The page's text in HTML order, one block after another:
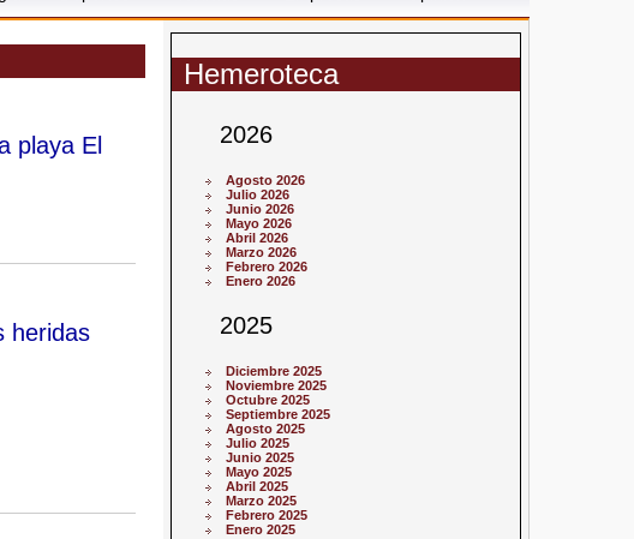
playa El
heridas
Hemeroteca
2026
Agosto 2026
Julio 2026
Junio 2026
Mayo 2026
Abril 2026
Marzo 2026
Febrero 2026
Enero 2026
2025
Diciembre 2025
Noviembre 2025
Octubre 2025
Septiembre 2025
Agosto 2025
Julio 2025
Junio 2025
Mayo 2025
Abril 2025
Marzo 2025
Febrero 2025
Enero 2025